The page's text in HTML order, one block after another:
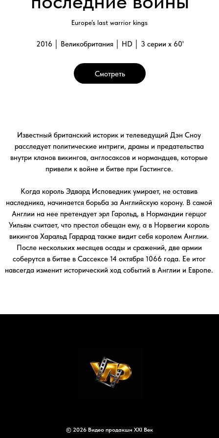
Когда король Эдвард Исповедник умирает, не оставив
наследника, начинается борьба за Английскую корону. В самой
Англии на нее претендует эрл Гарольд, в Нормандии герцог
викингов Харальд Гардрад также видит себя королем Англии.
После нескольких месяцев осады и сражений, две армии
навсегда изменит исторический ход событий в Англии и Европе.
© 2026 Видео продакшн XXI Век